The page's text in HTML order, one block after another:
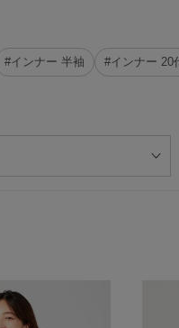
#インナー 半袖 #インナー 20